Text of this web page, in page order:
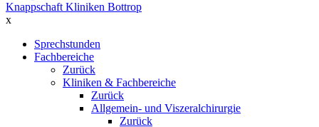
Knappschaft Kliniken Bottrop
x
Sprechstunden
Fachbereiche
Zurück
Kliniken & Fachbereiche
Zurück
Allgemein- und Viszeralchirurgie
Zurück